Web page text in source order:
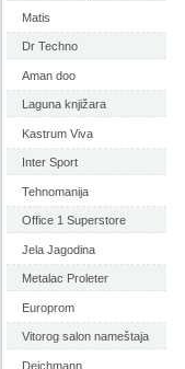
Matis
Dr Techno
Aman doo
Laguna knjižara
Kastrum Viva
Inter Sport
Tehnomanija
Office 1 Superstore
Jela Jagodina
Metalac Proleter
Europrom
Vitorog salon nameštaja
Deichmann